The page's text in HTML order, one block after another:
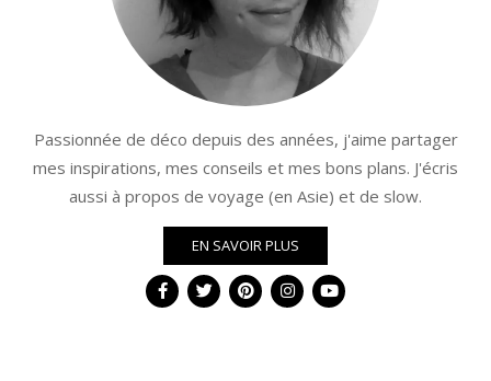
Passionnée de déco depuis des années, j'aime partager
mes inspirations, mes conseils et mes bons plans. J'écris
aussi à propos de voyage (en Asie) et de slow.
EN SAVOIR PLUS